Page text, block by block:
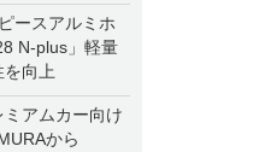
ースアルミホ
N-plus」軽量
向上
ミアムカー向け
から